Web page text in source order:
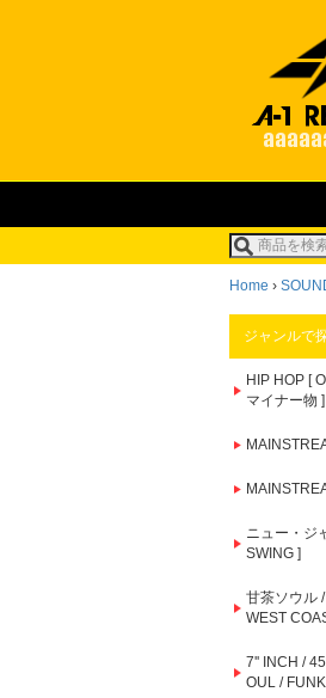
Home ›
ジャンルで
HIP HOP [
マイナー物 ]
ニュー・ジ
SWING ]
甘茶ソウル
WEST
7'' INCH /
OUL /